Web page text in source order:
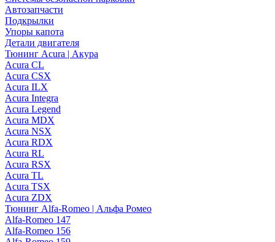
Автозапчасти
Подкрылки
Упоры капота
Детали двигателя
Тюнинг Acura | Акура
Acura CL
Acura CSX
Acura ILX
Acura Integra
Acura Legend
Acura MDX
Acura NSX
Acura RDX
Acura RL
Acura RSX
Acura TL
Acura TSX
Acura ZDX
Тюнинг Alfa-Romeo | Альфа Ромео
Alfa-Romeo 147
Alfa-Romeo 156